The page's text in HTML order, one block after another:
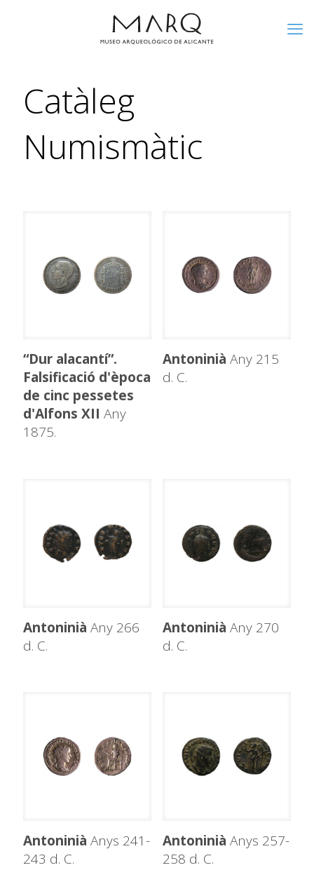
Catàleg
Numismàtic
“Dur alacantí”.
Falsificació d'època
de cinc pessetes
d'Alfons XII Any
1875.
Antoninià Any 215
d. C.
Antoninià Any 266
d. C.
Antoninià Any 270
d. C.
Antoninià Anys 241-
243 d. C.
Antoninià Anys 257-
258 d. C.